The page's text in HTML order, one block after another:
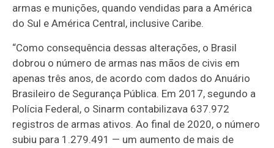
armas e munições, quando vendidas para a América
do Sul e América Central, inclusive Caribe.
“Como consequência dessas alterações, o Brasil
dobrou o número de armas nas mãos de civis em
apenas três anos, de acordo com dados do Anuário
Brasileiro de Segurança Pública. Em 2017, segundo a
Polícia Federal, o Sinarm contabilizava 637.972
registros de armas ativos. Ao final de 2020, o número
subiu para 1.279.491 — um aumento de mais de